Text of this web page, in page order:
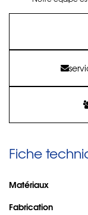
Fiche
Matériaux
Fabrication